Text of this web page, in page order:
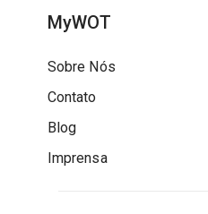
MyWOT
Sobre Nós
Contato
Blog
Imprensa